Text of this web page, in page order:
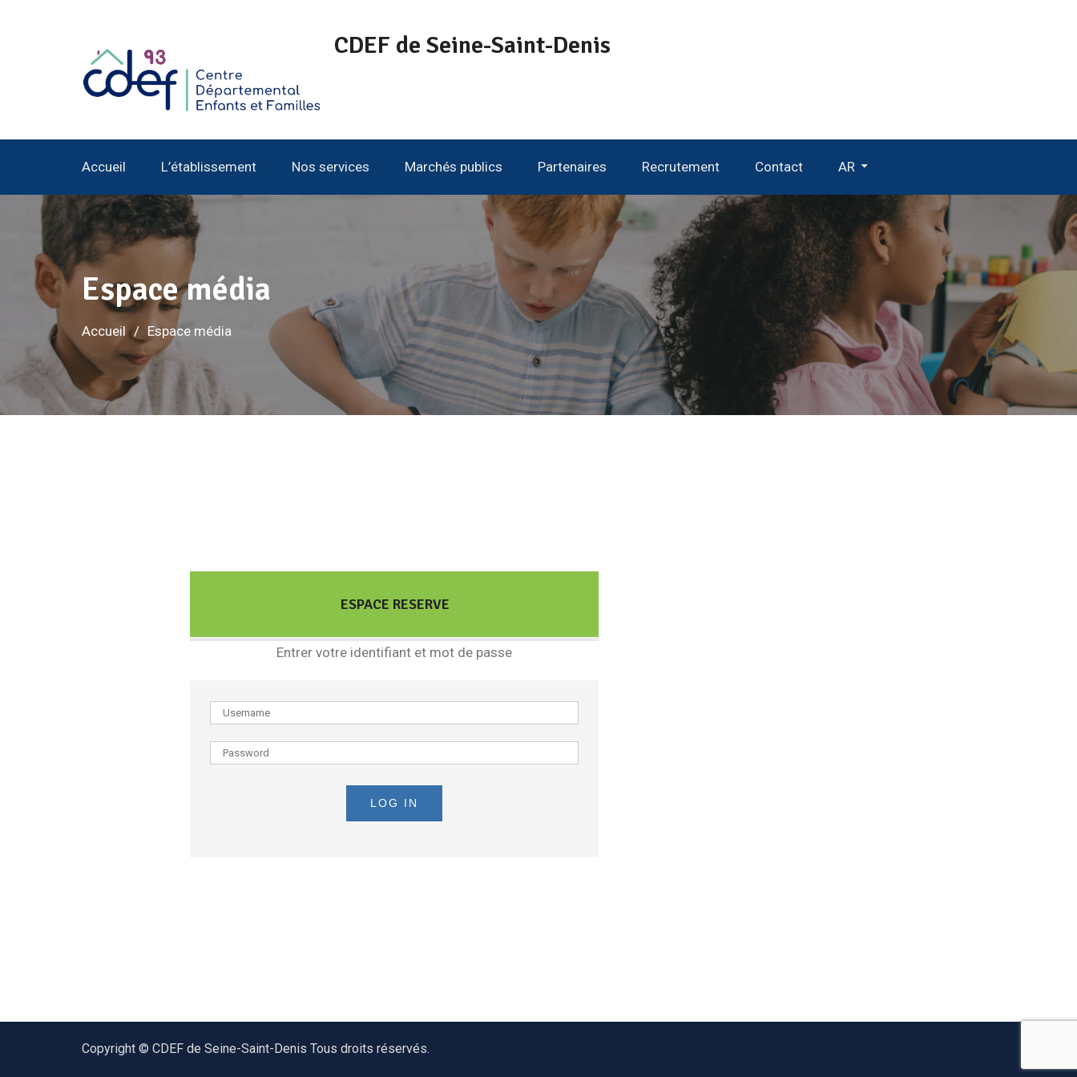
CDEF de Seine-Saint-Denis
Accueil L’établissement Nos services Marchés publics Partenaires Recrutement Contact AR
Espace média
Accueil Espace média
ESPACE RESERVE
Entrer votre identifiant et mot de passe
LOG IN
Copyright © CDEF de Seine-Saint-Denis Tous droits réservés.